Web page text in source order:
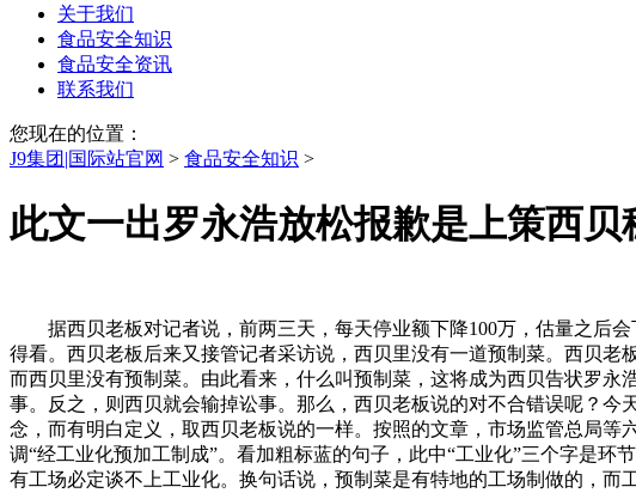
关于我们
食品安全知识
食品安全资讯
联系我们
您现在的位置：
J9集团|国际站官网 > 食品安全知识 >
此文一出罗永浩放松报歉是上策西贝
据西贝老板对记者说，前两三天，每天停业额下降100万，估量之后会
得看。西贝老板后来又接管记者采访说，西贝里没有一道预制菜。西贝
而西贝里没有预制菜。由此看来，什么叫预制菜，这将成为西贝告状罗
事。反之，则西贝就会输掉讼事。那么，西贝老板说的对不合错误呢？
念，而有明白定义，取西贝老板说的一样。按照的文章，市场监管总局
调“经工业化预加工制成”。看加粗标蓝的句子，此中“工业化”三个字是
有工场必定谈不上工业化。换句话说，预制菜是有特地的工场制做的，